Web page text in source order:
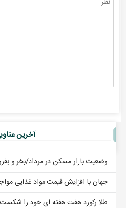
آخرين
وضعیت بازار مسکن در مرداد/بخر و
جهان با افزایش قیمت مواد غذایی
طلا رکورد هفت هفته ای خود را شکست